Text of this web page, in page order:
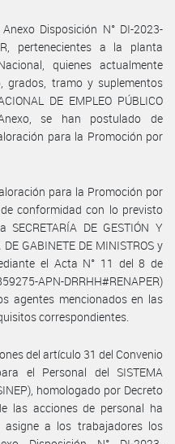
Disposición N° DI-2023-
pertenecientes a la planta
quienes actualmente
grados, tramo y suplementos
DE EMPLEO PÚBLICO
se han postulado de
para la Promoción por
para la Promoción por
conformidad con lo previsto
DE GESTIÓN Y
GABINETE DE MINISTROS y
el Acta N° 11 del 8 de
APN-DRRHH#RENAPER)
agentes mencionados en las
correspondientes.
del artículo 31 del Convenio
el Personal del SISTEMA
homologado por Decreto
las acciones de personal ha
asigne a los trabajadores los